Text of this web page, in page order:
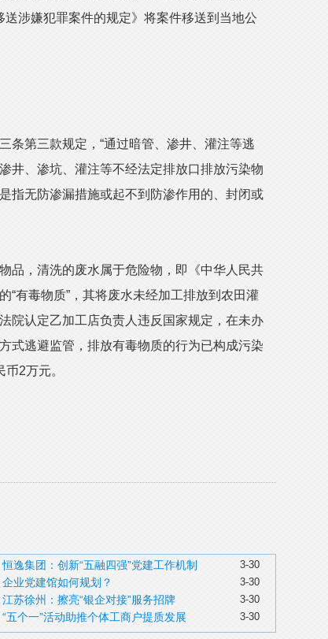
涉嫌犯罪案件的规定》将案件移送到当地公
第三款规定，“通过暗管、渗井、灌注等逃
井、渗坑、灌注等不经法定排放口排放污染物
指无防渗漏措施或起不到防渗作用的、封闭或
，清洗的废水属于危险物，即《中华人民共
“有毒物质”，其将废水未经加工排放到农田灌
院认定乙加工店负责人违反国家规定，在未办
式逃避监管，排放有毒物质的行为已构成污染
2万元。
3-30
恒逸集团：创新“五融四强”党建工作机制
3-30
企业党建馆如何规划？
3-30
江苏徐州：擦亮“银企对接”服务招牌
3-30
“五个一”活动助推个体工商户提质发展